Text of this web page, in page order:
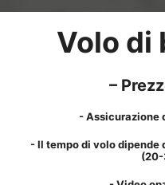
Volo di
–
- Assicurazione
- Il tempo di volo